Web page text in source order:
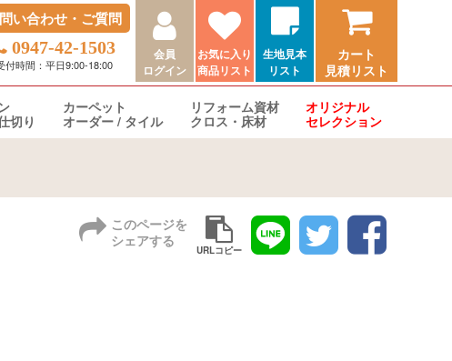
い合わせ・ご質問
0947-42-1503
付時間：平日9:00-18:00
会員
ログイン
お気に入り
商品リスト
生地見本
リスト
カート
見積リスト
切り
カーペット
オーダー / タイル
リフォーム資材
クロス・床材
オリジナル
セレクション
このページを
シェアする
URLコピー